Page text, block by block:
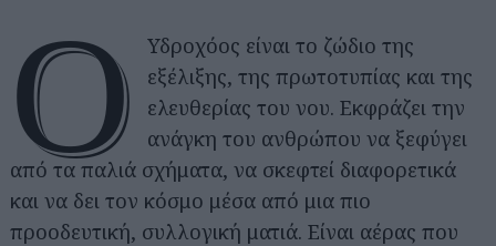
Ο
Υδροχόος είναι το ζώδιο της
εξέλιξης, της πρωτοτυπίας και της
ελευθερίας του νου. Εκφράζει την
ανάγκη του ανθρώπου να ξεφύγει
από τα παλιά σχήματα, να σκεφτεί διαφορετικά
και να δει τον κόσμο μέσα από μια πιο
προοδευτική, συλλογική ματιά. Είναι αέρας που